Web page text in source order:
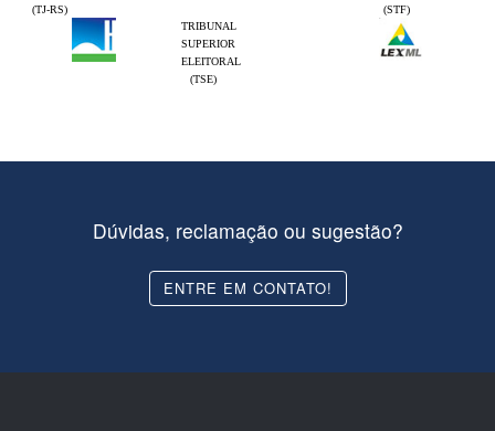
(TJ-RS)
(STF)
TRIBUNAL
SUPERIOR
ELEITORAL
(TSE)
Dúvidas, reclamação ou sugestão?
ENTRE EM CONTATO!